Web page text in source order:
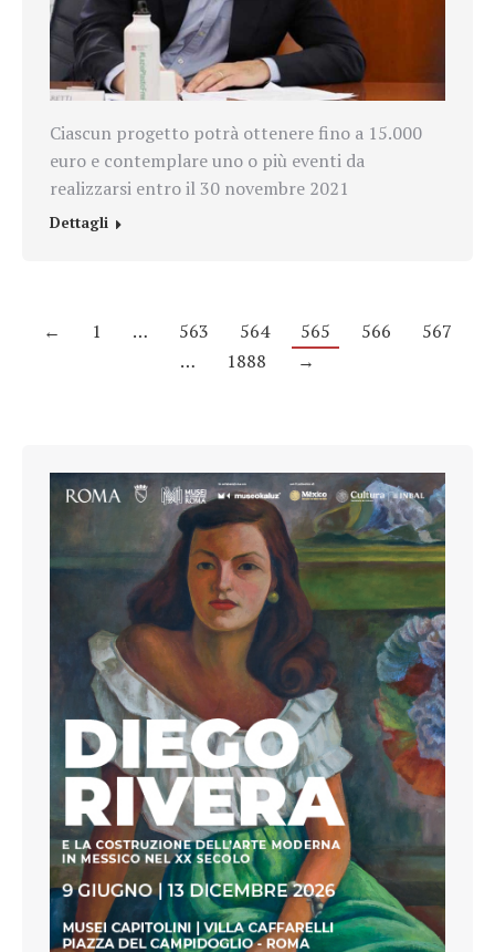
Ciascun progetto potrà ottenere fino a 15.000
euro e contemplare uno o più eventi da
realizzarsi entro il 30 novembre 2021
Dettagli
← 1 … 563 564 565 566
567
…
1888 →